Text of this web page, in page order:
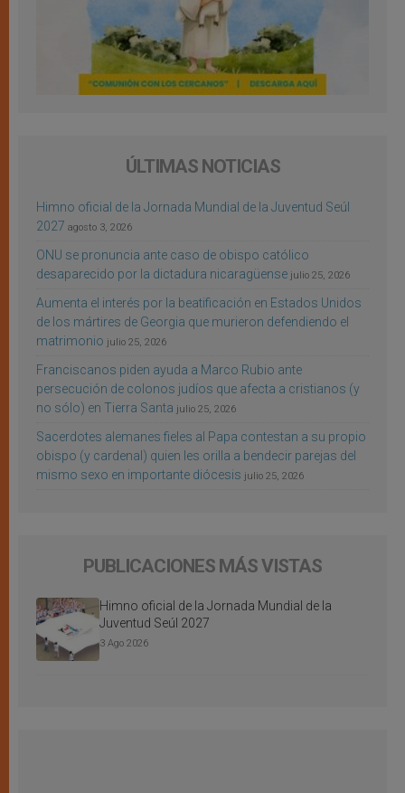
ÚLTIMAS NOTICIAS
Himno oficial de la Jornada Mundial de la Juventud Seúl
2027 agosto 3, 2026
ONU se pronuncia ante caso de obispo católico
desaparecido por la dictadura nicaragüense julio 25, 2026
Aumenta el interés por la beatificación en Estados Unidos
de los mártires de Georgia que murieron defendiendo el
matrimonio julio 25, 2026
Franciscanos piden ayuda a Marco Rubio ante
persecución de colonos judíos que afecta a cristianos (y
no sólo) en Tierra Santa julio 25, 2026
Sacerdotes alemanes fieles al Papa contestan a su propio
obispo (y cardenal) quien les orilla a bendecir parejas del
mismo sexo en importante diócesis julio 25, 2026
PUBLICACIONES MÁS VISTAS
Himno oficial de la Jornada Mundial de la
Juventud Seúl 2027
3 Ago 2026